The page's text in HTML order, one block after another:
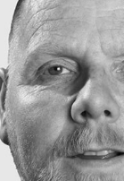
emil@hedinn.is
Download Card